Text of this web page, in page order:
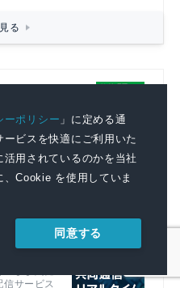
ーポリシー 」に定める通
ービスを快適にご利用いた
用されているのかを当社
Cookie を使用していま
同意する
る
す！
ース
まま閲覧
信サービス